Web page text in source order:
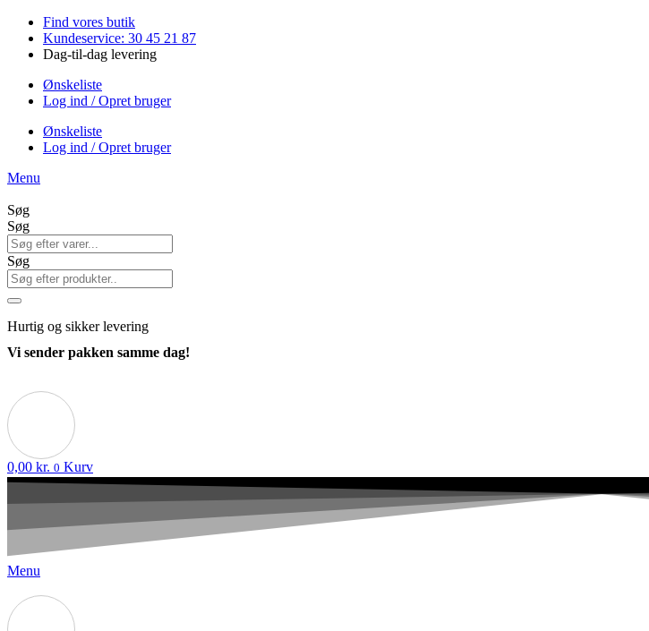
Videre
indhold
Find vores butik
Kundeservice: 30 45 21 87
Dag-til-dag levering
Ønskeliste
Log ind / Opret bruger
Ønskeliste
Log ind / Opret bruger
Menu
Søg
Søg
Søg
Hurtig og sikker levering
Vi sender pakken samme dag!
0,00 kr. 0 Kurv
Menu